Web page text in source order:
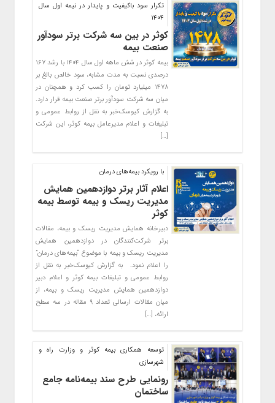
تکرار سود باکیفیت و پایدار در نیمه اول سال
۱۴۰۴
کوثر در بین سه شرکت برتر سودآور
صنعت بیمه
بیمه کوثر در شش ماهه اول سال ۱۴۰۴ با رشد ۱۶۷
درصدی نسبت به مدت مشابه، سود خالص بالغ بر
۱۴۷۸ میلیارد تومان را کسب کرد و همچنان در
میان سه شرکت سودآور برتر صنعت بیمه قرار دارد.
به گزارش کیوسک‌خبر به نقل از روابط عمومی و
تبلیغات و اعلام مدیرعامل بیمه کوثر، این شرکت
[…]
با رویکرد بیمه‌های درمان
اعلام آثار برتر دوازدهمین همایش
مدیریت ریسک و بیمه توسط بیمه
کوثر
دبیرخانه همایش مدیریت ریسک و بیمه، مقالات
برتر شرکت‌کنندگان در دوازدهمین همایش
مدیریت ریسک و بیمه با موضوع “بیمه‌های درمان”
را اعلام نمود. به گزارش کیوسک‌خبر به نقل از
روابط عمومی و تبلیغات بیمه کوثر و اعلام دبیر
دوازدهمین همایش مدیریت ریسک و بیمه، از
میان مقالات ارسالی تعداد ۹ مقاله در سه سطح
ارائه، […]
توسعه همکاری بیمه کوثر و وزارت راه و
شهرسازی
رونمایی طرح سند بیمه‌نامه جامع
ساختمان